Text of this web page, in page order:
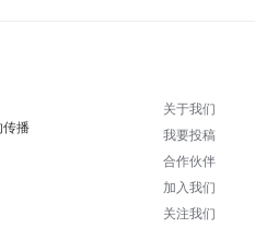
传播
关于我们
我要投稿
合作伙伴
加入我们
关注我们